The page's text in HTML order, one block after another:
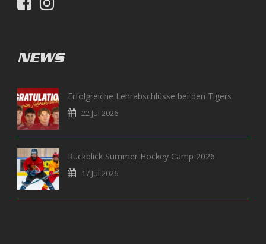
NEWS
Erfolgreiche Lehrabschlüsse bei den Tigers
22 Jul 2026
Rückblick Summer Hockey Camp 2026
17 Jul 2026